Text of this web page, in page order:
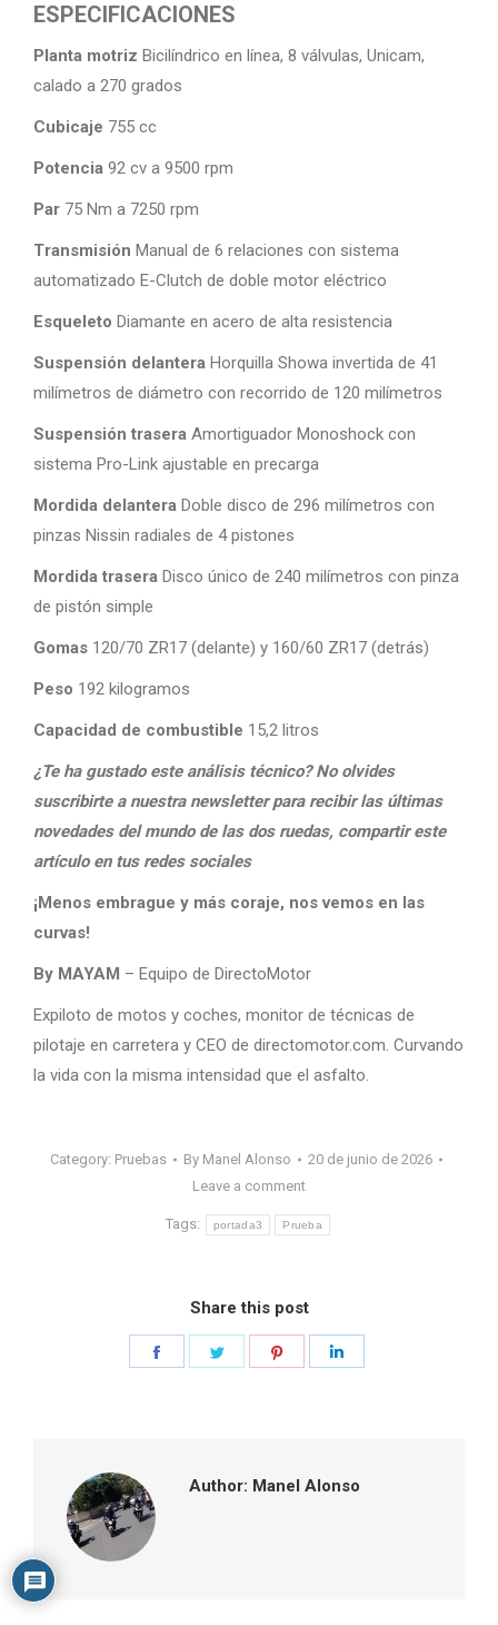
ESPECIFICACIONES
Planta motriz Bicilíndrico en línea, 8 válvulas, Unicam,
calado a 270 grados
Cubicaje 755 cc
Potencia 92 cv a 9500 rpm
Par 75 Nm a 7250 rpm
Transmisión Manual de 6 relaciones con sistema
automatizado E-Clutch de doble motor eléctrico
Esqueleto Diamante en acero de alta resistencia
Suspensión delantera Horquilla Showa invertida de 41
milímetros de diámetro con recorrido de 120 milímetros
Suspensión trasera Amortiguador Monoshock con
sistema Pro-Link ajustable en precarga
Mordida delantera Doble disco de 296 milímetros con
pinzas Nissin radiales de 4 pistones
Mordida trasera Disco único de 240 milímetros con pinza
de pistón simple
Gomas 120/70 ZR17 (delante) y 160/60 ZR17 (detrás)
Peso 192 kilogramos
Capacidad de combustible 15,2 litros
¿Te ha gustado este análisis técnico? No olvides
suscribirte a nuestra newsletter para recibir las últimas
novedades del mundo de las dos ruedas, compartir este
artículo en tus redes sociales
¡Menos embrague y más coraje, nos vemos en las
curvas!
By MAYAM – Equipo de DirectoMotor
Expiloto de motos y coches, monitor de técnicas de
pilotaje en carretera y CEO de directomotor.com. Curvando
la vida con la misma intensidad que el asfalto.
Category: Pruebas By Manel Alonso
20 de junio de 2026
Leave a comment
Tags: portada3 Prueba
Share this post
Author: Manel Alonso